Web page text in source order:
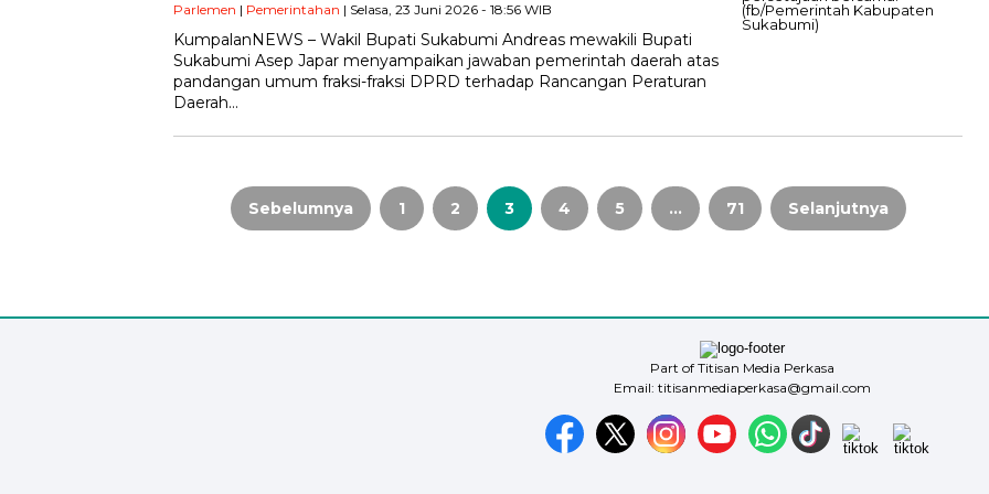
Parlemen | Pemerintahan | Selasa, 23 Juni 2026 - 18:56 WIB
KumpalanNEWS – Wakil Bupati Sukabumi Andreas mewakili Bupati
Sukabumi Asep Japar menyampaikan jawaban pemerintah daerah atas
pandangan umum fraksi-fraksi DPRD terhadap Rancangan Peraturan
Daerah…
PaginasiSebelumnya 1 2 3 4 5 … 71 Selanjutnya
Part of Titisan Media Perkasa
Email: titisanmediaperkasa@gmail.com